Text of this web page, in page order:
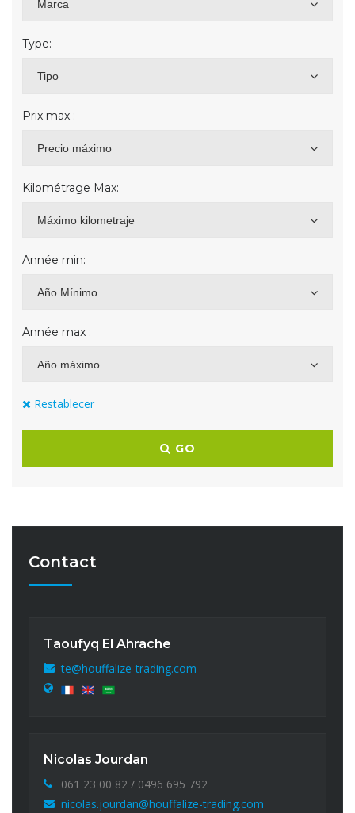
Marca
Type:
Tipo
Prix max :
Precio máximo
Kilométrage Max:
Máximo kilometraje
Année min:
Año Mínimo
Année max :
Año máximo
Restablecer
GO
Contact
Taoufyq El Ahrache
te@houffalize-trading.com
Nicolas Jourdan
061 23 00 82 / 0496 695 792
nicolas.jourdan@houffalize-trading.com